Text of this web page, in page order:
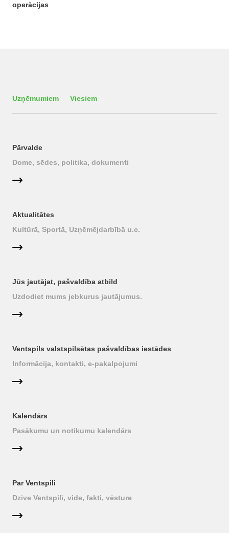
operācijas
Uzņēmumiem Viesiem
Pārvalde
Dome, sēdes, politika, dokumenti
Aktualitātes
Kultūrā, Sportā, Uzņēmējdarbībā u.c.
Jūs jautājat, pašvaldība atbild
Uzdodiet mums jebkurus jautājumus.
Ventspils valstspilsētas pašvaldības iestādes
Informācija, kontakti, e-pakalpojumi
Kalendārs
Pasākumu un notikumu kalendārs
Par Ventspili
Dzīve Ventspilī, vide, fakti, vēsture